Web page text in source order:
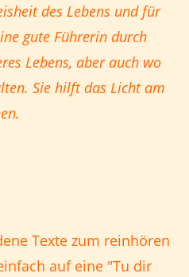
des Lebens und für
gute Führerin durch
Lebens, aber auch wo
Sie hilft das Licht am
Texte zum reinhören
auf eine "Tu dir